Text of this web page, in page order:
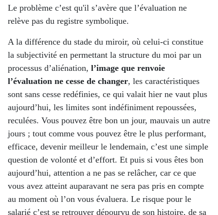
Le problème c’est qu'il s’avère que l’évaluation ne
relève pas du registre symbolique.
A la différence du stade du miroir, où celui-ci constitue
la subjectivité en permettant la structure du moi par un
processus d’aliénation, l’image que renvoie
l’évaluation ne cesse de changer, les caractéristiques
sont sans cesse redéfinies, ce qui valait hier ne vaut plus
aujourd’hui, les limites sont indéfiniment repoussées,
reculées. Vous pouvez être bon un jour, mauvais un autre
jours ; tout comme vous pouvez être le plus performant,
efficace, devenir meilleur le lendemain, c’est une simple
question de volonté et d’effort. Et puis si vous êtes bon
aujourd’hui, attention a ne pas se relâcher, car ce que
vous avez atteint auparavant ne sera pas pris en compte
au moment où l’on vous évaluera. Le risque pour le
salarié c’est se retrouver dépourvu de son histoire, de sa